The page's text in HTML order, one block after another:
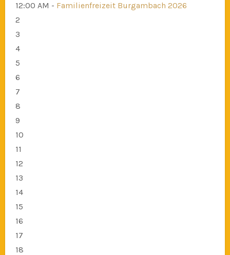
12:00 AM - Familienfreizeit Burgambach 2026
2
3
4
5
6
7
8
9
10
11
12
13
14
15
16
17
18